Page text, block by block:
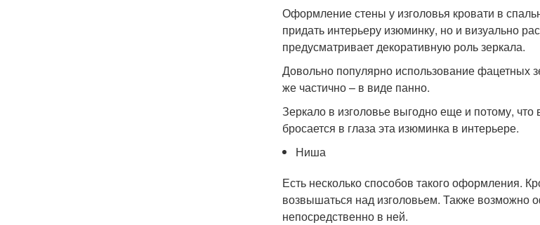
Оформление стены у изголовья кровати в
придать интерьеру изюминку, но и визуально
предусматривает декоративную роль зеркала.
Довольно популярно использование фацетных
же частично – в виде панно.
Зеркало в изголовье выгодно еще и потому,
бросается в глаза эта изюминка в интерьере.
Ниша
Есть несколько способов такого оформления.
возвышаться над изголовьем. Также возможно
непосредственно в ней.